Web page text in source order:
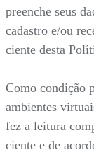
preenche seus
cadastro e/ou
ciente desta
Como condição
ambientes
fez a leitura
ciente e de